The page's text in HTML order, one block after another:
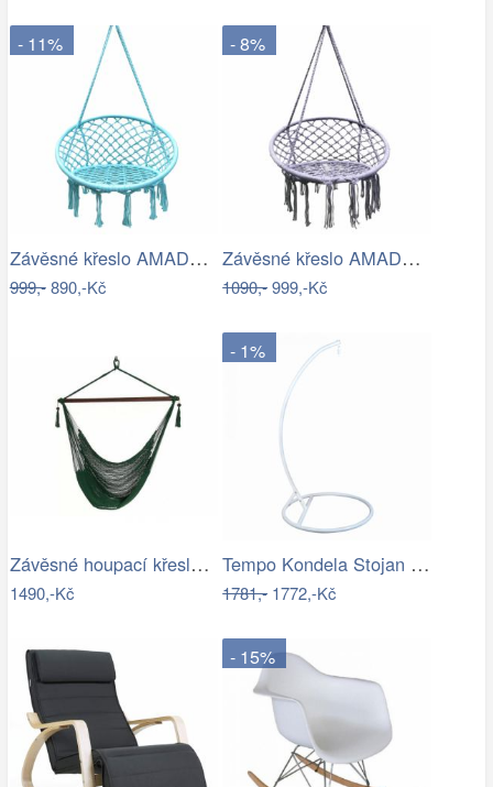
- 11%
Závěsné křeslo AMADO 2 NEW Tempo Kondela
999,-890,-Kč
- 8%
Závěsné křeslo AMADO 2 NEW Tempo Kondela
1090,-999,-Kč
Závěsné houpací křeslo Bustry,…
1490,-Kč
- 1%
Tempo Kondela Stojan na závěsné houpací…
1781,-1772,-Kč
- 15%